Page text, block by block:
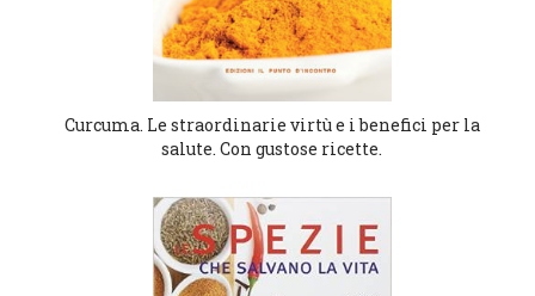
Curcuma. Le straordinarie virtù e i benefici per la
salute. Con gustose ricette.